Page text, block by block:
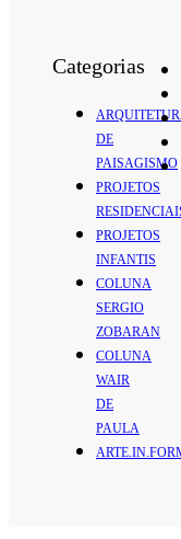
Categorias
DE
PAISAGISMO
PROJETOS
PROJETOS
INFANTIS
COLUNA
SERGIO
ZOBARAN
COLUNA
WAIR
DE
PAULA